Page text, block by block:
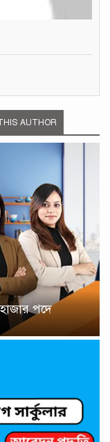
AUTHOR
পদে